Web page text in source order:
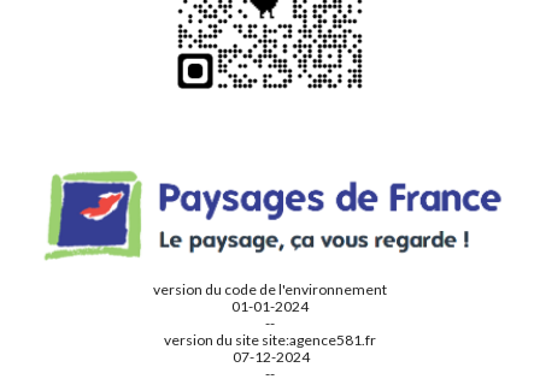
version du code de l'environnement
01-01-2024
--
version du site site:agence581.fr
07-12-2024
--